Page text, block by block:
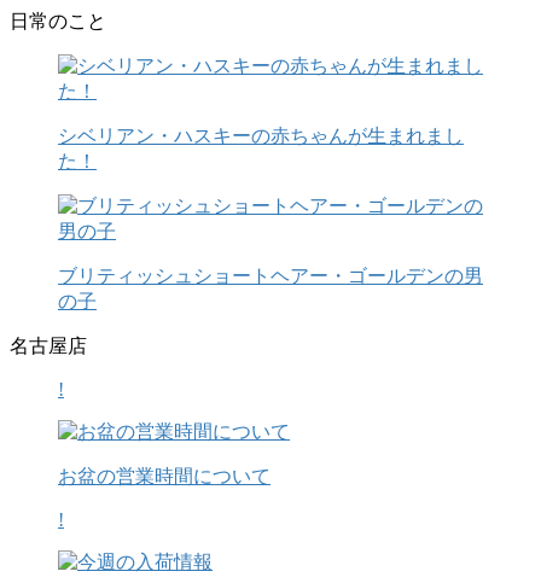
日常のこと
シベリアン・ハスキーの赤ちゃんが生まれまし
た！
ブリティッシュショートヘアー・ゴールデンの男
の子
名古屋店
!
お盆の営業時間について
!